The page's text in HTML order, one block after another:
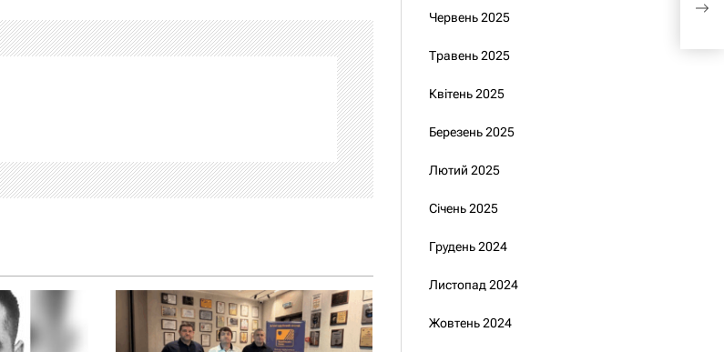
Червень 2025
Травень 2025
Квітень 2025
Березень 2025
Лютий 2025
Січень 2025
Грудень 2024
Листопад 2024
Жовтень 2024